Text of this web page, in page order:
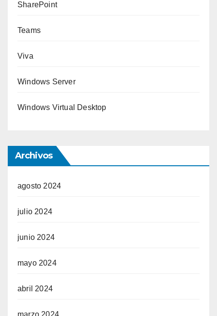
SharePoint
Teams
Viva
Windows Server
Windows Virtual Desktop
Archivos
agosto 2024
julio 2024
junio 2024
mayo 2024
abril 2024